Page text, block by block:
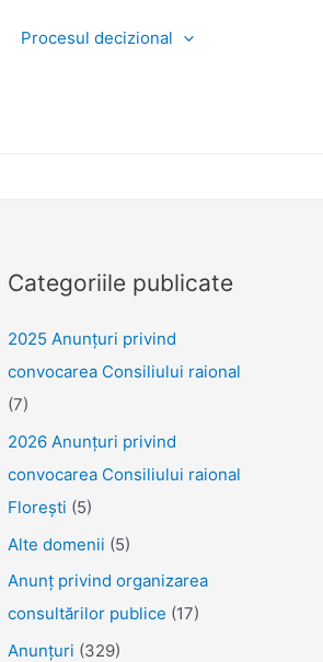
Procesul decizional
Categoriile publicate
2025 Anunţuri privind
convocarea Consiliului raional
(7)
2026 Anunțuri privind
convocarea Consiliului raional
Florești (5)
Alte domenii (5)
Anunţ privind organizarea
consultărilor publice (17)
Anunţuri (329)